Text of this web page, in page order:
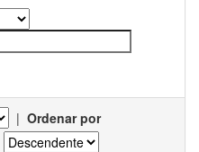
| Ordenar por